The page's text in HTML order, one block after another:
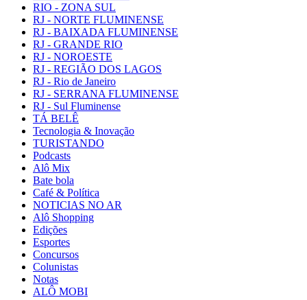
RIO - ZONA SUL
RJ - NORTE FLUMINENSE
RJ - BAIXADA FLUMINENSE
RJ - GRANDE RIO
RJ - NOROESTE
RJ - REGIÃO DOS LAGOS
RJ - Rio de Janeiro
RJ - SERRANA FLUMINENSE
RJ - Sul Fluminense
TÁ BELÊ
Tecnologia & Inovação
TURISTANDO
Podcasts
Alô Mix
Bate bola
Café & Política
NOTICIAS NO AR
Alô Shopping
Edições
Esportes
Concursos
Colunistas
Notas
ALÔ MOBI